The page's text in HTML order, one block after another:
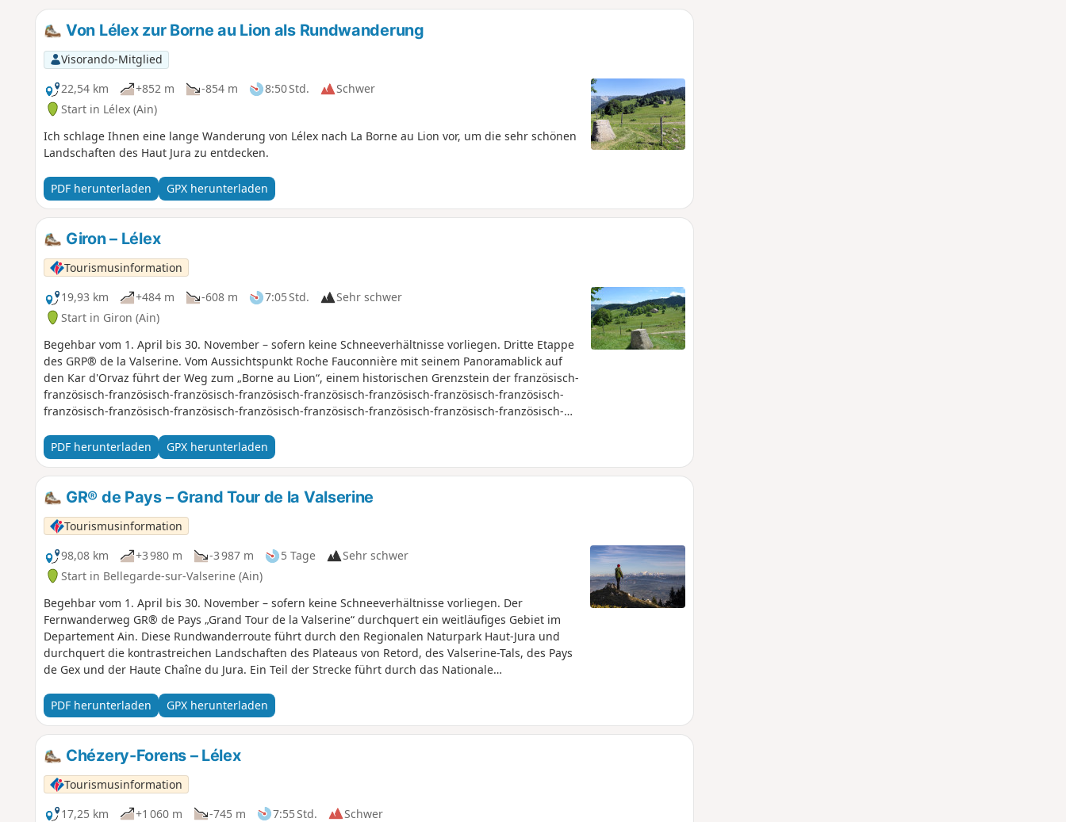
Von Lélex zur Borne au Lion als Rundwanderung
Visorando-Mitglied
22,54 km
+852 m -854 m 8:50 Std.
Schwer
Start in Lélex (Ain)
Ich schlage Ihnen eine lange Wanderung von Lélex nach La Borne au Lion vor, um die sehr schönen
Landschaften des Haut Jura zu entdecken.
PDF herunterladen GPX herunterladen
Giron – Lélex
Tourismusinformation
19,93 km
+484 m -608 m 7:05 Std.
Sehr schwer
Start in Giron (Ain)
Begehbar vom 1. April bis 30. November – sofern keine Schneeverhältnisse vorliegen. Dritte Etappe
des GRP® de la Valserine. Vom Aussichtspunkt Roche Fauconnière mit seinem Panoramablick auf
den Kar d'Orvaz führt der Weg zum „Borne au Lion“, einem historischen Grenzstein der französisch-
französisch-französisch-französisch-französisch-französisch-französisch-französisch-französisch-
französisch-französisch-französisch-französisch-französisch-französisch-französisch-französisch-
französisch-französisch-französisch-französisch-französisch-französisch-französisch-französisch-
französisch-französisch-französisch-französisch-französisch-französisch-französisch-französisch-
französisch-französisch-französisch-französisch-französisch-französisch-französisch-französisch-
französisch-französisch-französisch-französisch-französisch-französisch-französisch-französisch-
französisch-französisch-französisch-französisch-französisch-französisch-französisch-französisch-
französisch-französisch-französisch-französisch-französisch-französisch-französisch-französisch-
französisch-französisch-französisch-französisch-fr Hier kreuzt der GR® de Pays die Grande
Traversée du Jura und den GR® 5, bevor es in einem langen, gemächlichen Abstieg hinunter nach
PDF herunterladen GPX herunterladen
GR® de Pays – Grand Tour de la Valserine
Tourismusinformation
98,08 km
+3 980 m -3 987 m 5 Tage
Sehr schwer
Start in Bellegarde-sur-Valserine (Ain)
Begehbar vom 1. April bis 30. November – sofern keine Schneeverhältnisse vorliegen. Der
Fernwanderweg GR® de Pays „Grand Tour de la Valserine“ durchquert ein weitläufiges Gebiet im
Departement Ain. Diese Rundwanderroute führt durch den Regionalen Naturpark Haut-Jura und
durchquert die kontrastreichen Landschaften des Plateaus von Retord, des Valserine-Tals, des Pays
de Gex und der Haute Chaîne du Jura. Ein Teil der Strecke führt durch das Nationale
verboten, auch wennsie an der Leine geführt werden, ebenso wie das Zelten.Bitte halten Sie sich an
diese Regeln, um den Reichtum dieser außergewöhnlichen Umgebung zu bewahren.
PDF herunterladen GPX herunterladen
Chézery-Forens – Lélex
Tourismusinformation
17,25 km
+1 060 m -745 m 7:55 Std.
Schwer